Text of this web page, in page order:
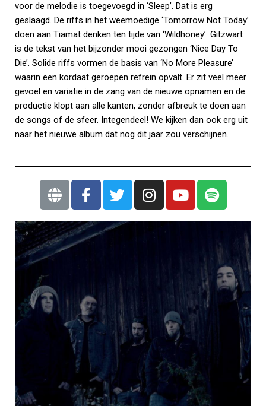
voor de melodie is toegevoegd in ‘Sleep’. Dat is erg
geslaagd. De riffs in het weemoedige ‘Tomorrow Not Today’
doen aan Tiamat denken ten tijde van ‘Wildhoney’. Gitzwart
is de tekst van het bijzonder mooi gezongen ‘Nice Day To
Die’. Solide riffs vormen de basis van ‘No More Pleasure’
waarin een kordaat geroepen refrein opvalt. Er zit veel meer
gevoel en variatie in de zang van de nieuwe opnamen en de
productie klopt aan alle kanten, zonder afbreuk te doen aan
de songs of de sfeer. Integendeel! We kijken dan ook erg uit
naar het nieuwe album dat nog dit jaar zou verschijnen.